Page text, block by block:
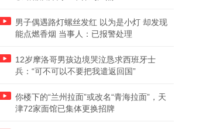
男子偶遇路灯螺丝发红 以为是小灯 却发现
能点燃香烟 当事人：已报警处理
12岁摩洛哥男孩边境哭泣恳求西班牙士
兵：“可不可以不要把我遣返回国”
你楼下的“兰州拉面”或改名“青海拉面”，天
津72家面馆已集体更换招牌